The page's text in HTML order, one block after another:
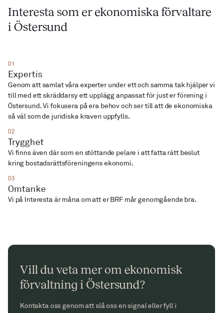
Interesta som er ekonomiska förvaltare
i Östersund
01
Expertis
Genom att samlat våra experter under ett och samma tak hjälper vi
till med ett skräddarsy ett upplägg anpassat för just er förening i
Östersund. Vi fokusera på era behov och ser till att de ekonomiska
så väl som de juridiska kraven uppfylls.
02
Trygghet
Vi finns även där som en stöttande pelare i att fatta rätt beslut
03
Omtanke
Vi på Interesta är måna om att er BRF mår genomgående bra.
Vill du veta mer om ekonomisk
förvaltning i Östersund?
Kontakta oss genom att slå oss en signal eller fyll i